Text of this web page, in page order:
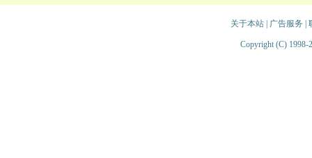
关于本站| 广告服务
Copyright (C) 1998-